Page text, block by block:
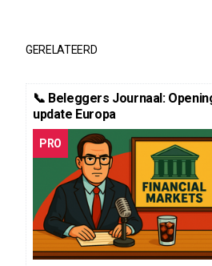
GERELATEERD
📞 Beleggers Journaal:
update Europa
PRO